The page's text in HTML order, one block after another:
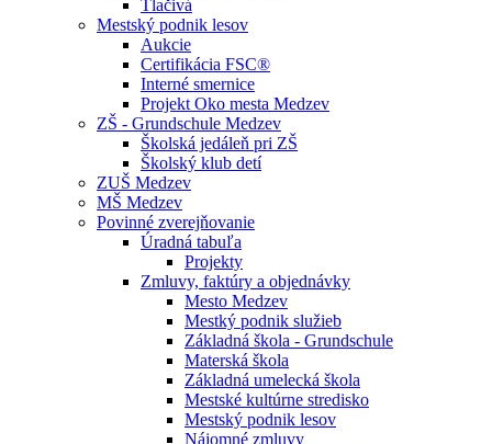
Tlačivá
Mestský podnik lesov
Aukcie
Certifikácia FSC®
Interné smernice
Projekt Oko mesta Medzev
ZŠ - Grundschule Medzev
Školská jedáleň pri ZŠ
Školský klub detí
ZUŠ Medzev
MŠ Medzev
Povinné zverejňovanie
Úradná tabuľa
Projekty
Zmluvy, faktúry a objednávky
Mesto Medzev
Mestký podnik služieb
Základná škola - Grundschule
Materská škola
Základná umelecká škola
Mestské kultúrne stredisko
Mestský podnik lesov
Nájomné zmluvy